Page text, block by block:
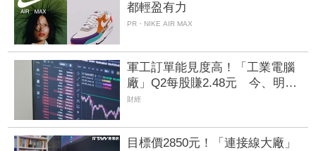
都輕盈有力
PR・NIKE AIR MAX
軍工訂單能見度高！「工業電腦
廠」Q2每股賺2.48元 今、明年
營收獲利拚
財經
目標價2850元！「連接線大廠」